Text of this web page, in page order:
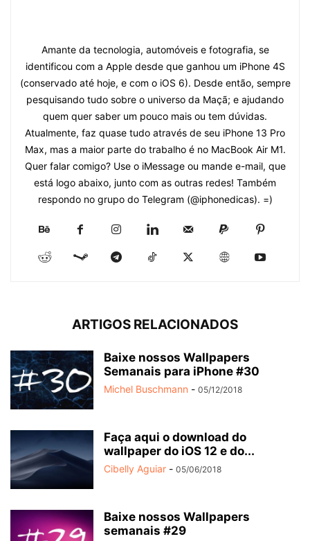
Amante da tecnologia, automóveis e fotografia, se
identificou com a Apple desde que ganhou um iPhone 4S
(conservado até hoje, e com o iOS 6). Desde então, sempre
pesquisando tudo sobre o universo da Maçã; e ajudando
quem quer saber um pouco mais ou tem dúvidas.
Atualmente, faz quase tudo através de seu iPhone 13 Pro
Max, mas a maior parte do trabalho é no MacBook Air M1.
Quer falar comigo? Use o iMessage ou mande e-mail, que
está logo abaixo, junto com as outras redes! Também
respondo no grupo do Telegram (@iphonedicas). =)
ARTIGOS RELACIONADOS
Baixe nossos Wallpapers
Semanais para iPhone #30
Michel Buschmann - 05/12/2018
Faça aqui o download do
wallpaper do iOS 12 e do...
Cibelly Aguiar - 05/06/2018
Baixe nossos Wallpapers
semanais #29